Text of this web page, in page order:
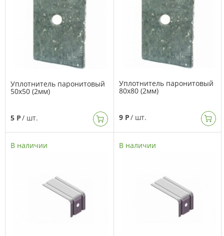
Уплотнитель паронитовый
50х50 (2мм)
5 Р/ шт.
Уплотнитель паронитовый
80х80 (2мм)
9 Р/ шт.
В наличии В наличии